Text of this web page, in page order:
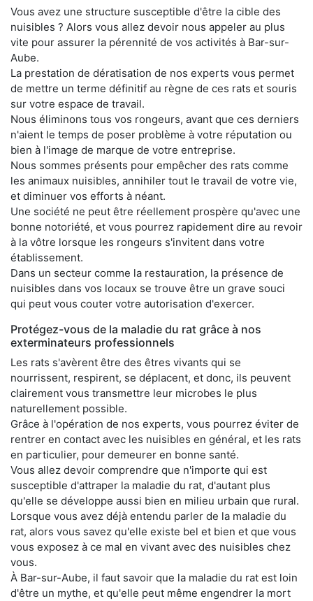
Vous avez une structure susceptible d'être la cible des
nuisibles ? Alors vous allez devoir nous appeler au plus
vite pour assurer la pérennité de vos activités à Bar-sur-
Aube.
La prestation de dératisation de nos experts vous permet
de mettre un terme définitif au règne de ces rats et souris
sur votre espace de travail.
Nous éliminons tous vos rongeurs, avant que ces derniers
n'aient le temps de poser problème à votre réputation ou
bien à l'image de marque de votre entreprise.
Nous sommes présents pour empêcher des rats comme
les animaux nuisibles, annihiler tout le travail de votre vie,
et diminuer vos efforts à néant.
Une société ne peut être réellement prospère qu'avec une
bonne notoriété, et vous pourrez rapidement dire au revoir
à la vôtre lorsque les rongeurs s'invitent dans votre
établissement.
Dans un secteur comme la restauration, la présence de
nuisibles dans vos locaux se trouve être un grave souci
qui peut vous couter votre autorisation d'exercer.
Protégez-vous de la maladie du rat grâce à nos
exterminateurs professionnels
Les rats s'avèrent être des êtres vivants qui se
nourrissent, respirent, se déplacent, et donc, ils peuvent
clairement vous transmettre leur microbes le plus
naturellement possible.
Grâce à l'opération de nos experts, vous pourrez éviter de
rentrer en contact avec les nuisibles en général, et les rats
en particulier, pour demeurer en bonne santé.
Vous allez devoir comprendre que n'importe qui est
susceptible d'attraper la maladie du rat, d'autant plus
qu'elle se développe aussi bien en milieu urbain que rural.
Lorsque vous avez déjà entendu parler de la maladie du
rat, alors vous savez qu'elle existe bel et bien et que vous
vous exposez à ce mal en vivant avec des nuisibles chez
vous.
À Bar-sur-Aube, il faut savoir que la maladie du rat est loin
d'être un mythe, et qu'elle peut même engendrer la mort